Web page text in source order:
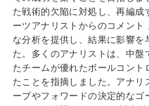
た戦術的欠陥に対処し、再編
ーツアナリストからのコメン
な分析を提供し、結果に影響
た。多くのアナリストは、中
たチームが優れたボールコン
たことを指摘しました。アナ
ーブやフォワードの決定的な